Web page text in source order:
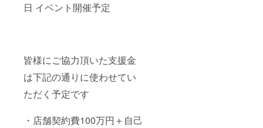
日 イベント開催予定
皆様にご協力頂いた支援金
は下記の通りに使わせてい
ただく予定です
・店舗契約費100万円＋自己